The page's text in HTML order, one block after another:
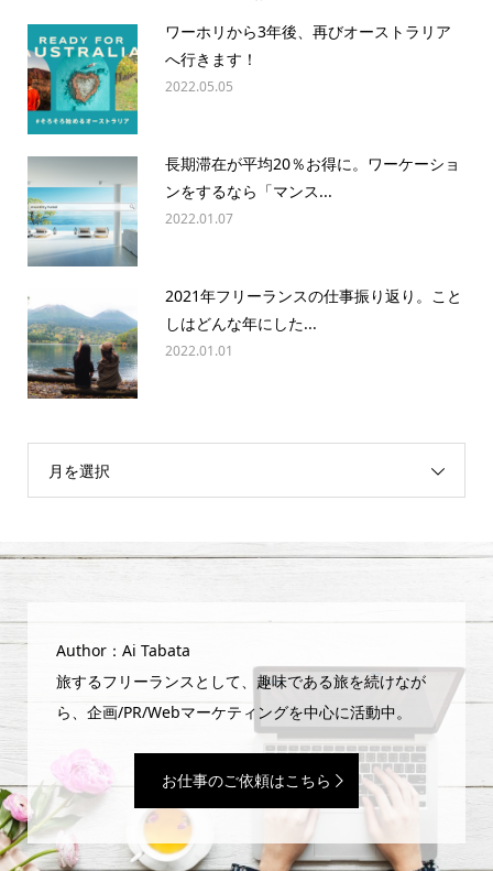
ワーホリから3年後、再びオーストラリア
へ行きます！
2022.05.05
長期滞在が平均20％お得に。ワーケーショ
ンをするなら「マンス...
2022.01.07
2021年フリーランスの仕事振り返り。こと
しはどんな年にした...
2022.01.01
月を選択
Author：Ai Tabata
旅するフリーランスとして、趣味である旅を続けなが
ら、企画/PR/Webマーケティングを中心に活動中。
お仕事のご依頼はこちら